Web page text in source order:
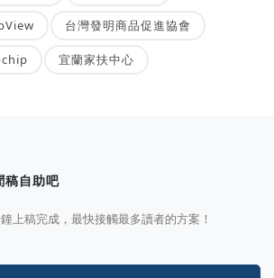
台灣發明商品促進協會
宜蘭家扶中心
稿自助吧
上稿完成，最快接觸最多讀者的方案！